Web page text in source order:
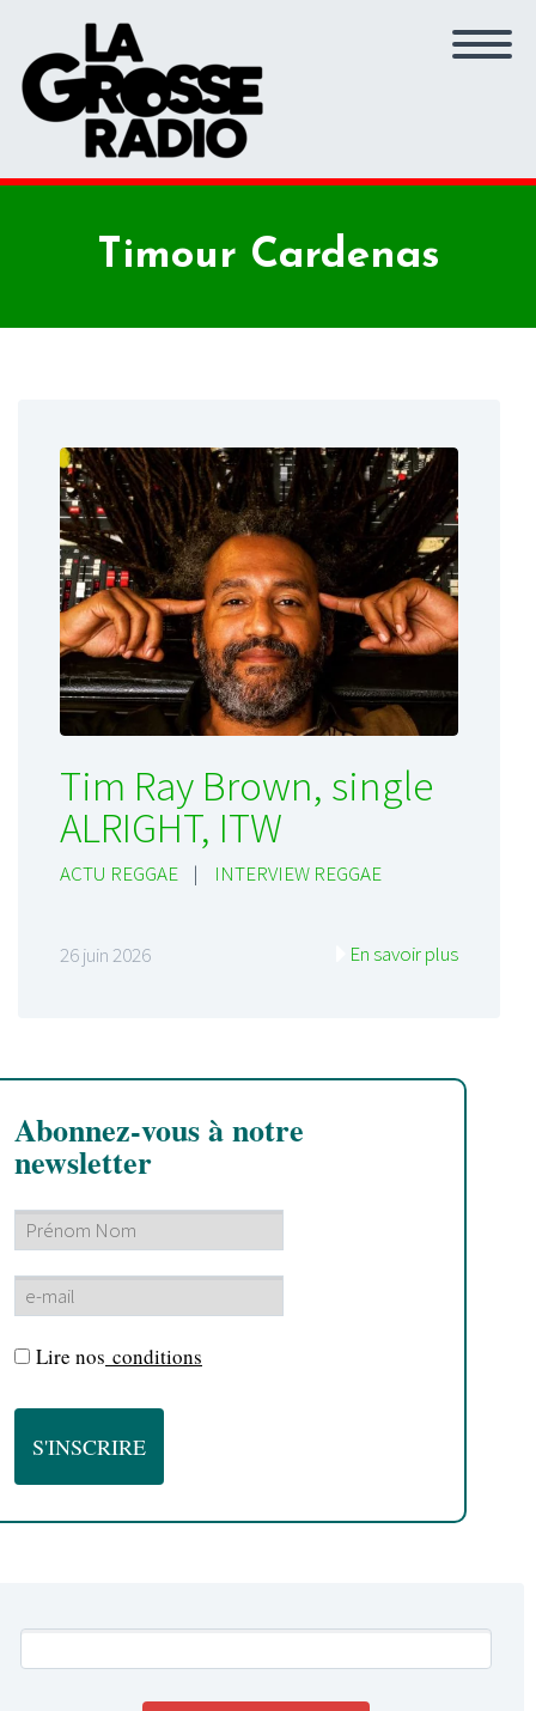
Timour Cardenas
Tim Ray Brown, single
ALRIGHT, ITW
ACTU REGGAE | INTERVIEW REGGAE
26 juin 2026 En savoir plus
Abonnez-vous à notre
newsletter
Lire nos conditions